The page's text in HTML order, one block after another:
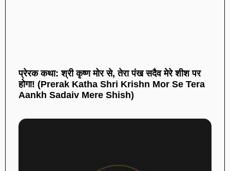
प्रेरक कथा: श्री कृष्ण मोर से, तेरा पंख सदैव मेरे शीश पर
होगा! (Prerak Katha Shri Krishn Mor Se Tera
Aankh Sadaiv Mere Shish)